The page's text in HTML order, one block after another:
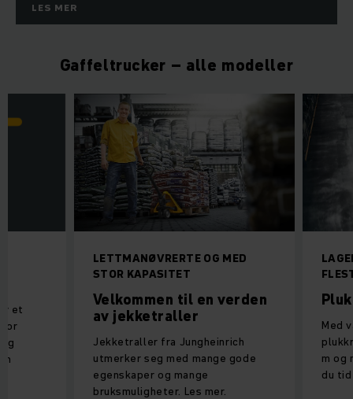
LES MER
Gaffeltrucker – alle modeller
LETTMANØVRERTE OG MED
STOR KAPASITET
Velkommen til en verden
av jekketraller
Jekketraller fra Jungheinrich
utmerker seg med mange gode
egenskaper og mange
bruksmuligheter. Les mer.
Med
m og
du
et